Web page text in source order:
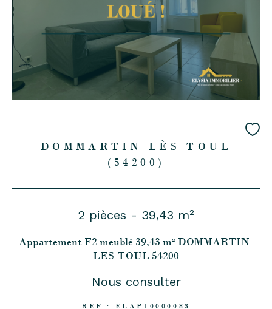
DOMMARTIN-LÈS-TOUL
(54200)
2 pièces - 39,43 m²
Appartement F2 meublé 39,43 m² DOMMARTIN-
LES-TOUL 54200
Nous consulter
REF : ELAP10000083